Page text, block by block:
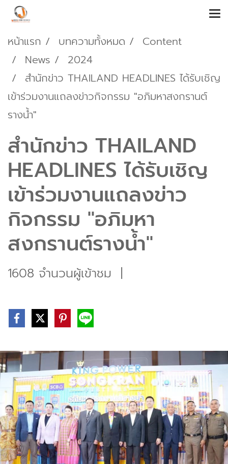
หน้าแรก บทความทั้งหมด
Content
News
2024
สำนักข่าว THAILAND HEADLINES ได้รับเชิญ
เข้าร่วมงานแถลงข่าวกิจกรรม "อภิมหาสงกรานต์
รางน้ำ"
สำนักข่าว THAILAND
HEADLINES ได้รับเชิญ
เข้าร่วมงานแถลงข่าว
กิจกรรม "อภิมหา
สงกรานต์รางน้ำ"
1608 จำนวนผู้เข้าชม |